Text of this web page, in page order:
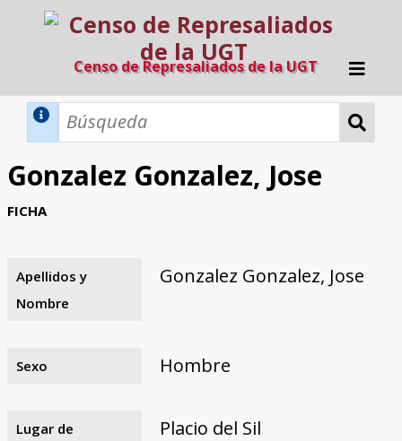
Censo de Represaliados de la UGT
Inicio
Razones y objetivos
El equipo
Colaboradores
Fuentes documentales
Gonzalez Gonzalez, Jose
FICHA
Apellidos y
Nombre
Gonzalez Gonzalez, Jose
Sexo Hombre
Lugar de
Placio del Sil